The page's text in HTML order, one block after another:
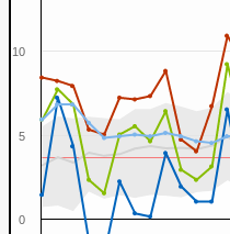
0
5
10